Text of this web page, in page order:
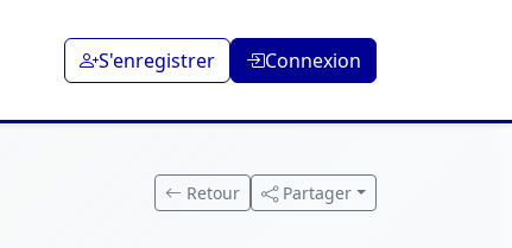
S'enregistrer Connexion
Retour Partager